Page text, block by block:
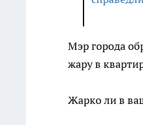
Мэр города
жару в
Жарко ли в